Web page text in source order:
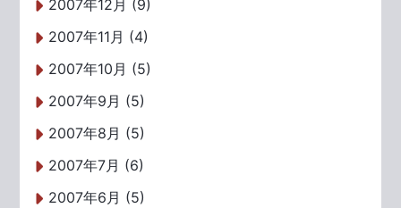
2007年12月 (9)
2007年11月 (4)
2007年10月 (5)
2007年9月 (5)
2007年8月 (5)
2007年7月 (6)
2007年6月 (5)